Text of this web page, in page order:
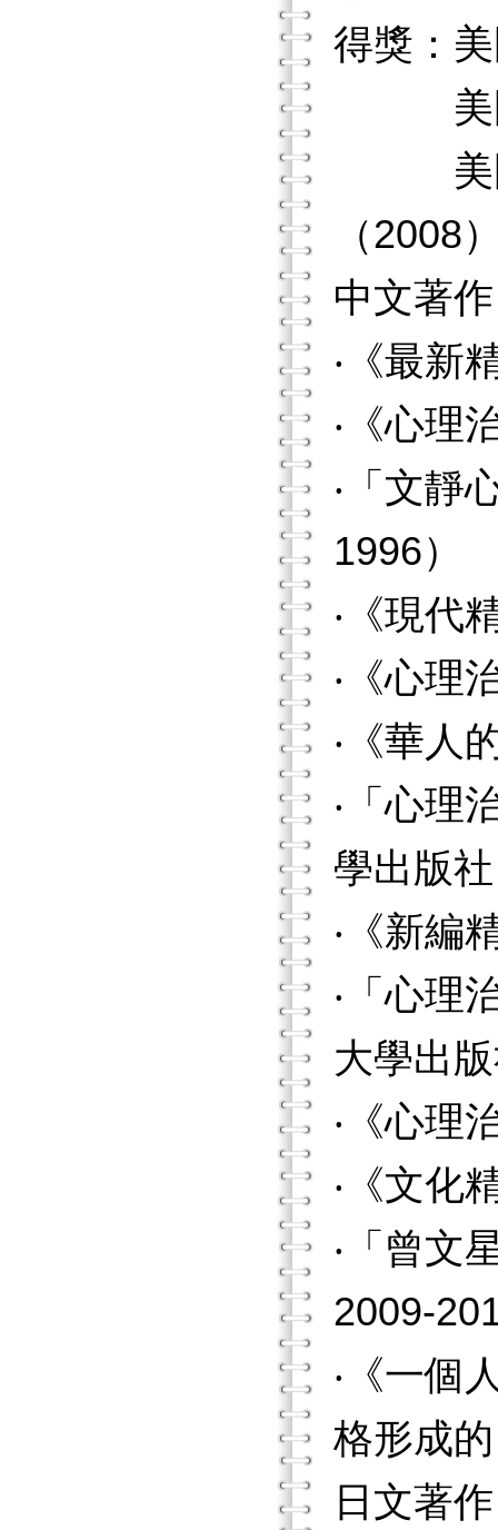
得獎：
美國
美國
（2008
中文著
‧《最新
‧《心理
‧「文靜
1996）
‧《現代
‧《心理
‧《華人
‧「心理
學出版
‧《新編
‧「心理
大學出
‧《心理
‧《文化
‧「曾文
2009-
‧《一個
格形成
日文著